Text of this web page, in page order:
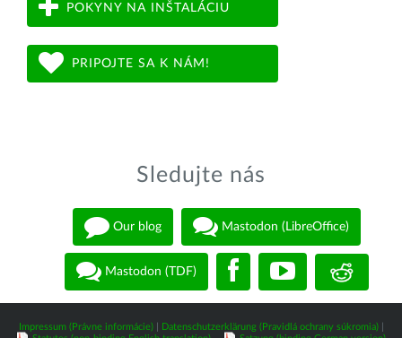
POKYNY NA INŠTALÁCIU
PRIPOJTE SA K NÁM!
Sledujte nás
Our blog Mastodon (LibreOffice)
Mastodon (TDF)
Impressum (Právne informácie)| Datenschutzerklärung (Pravidlá ochrany súkromia)|